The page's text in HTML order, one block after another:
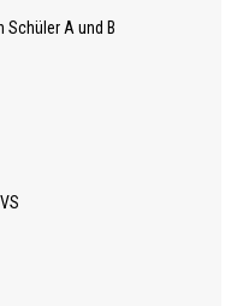
A und B